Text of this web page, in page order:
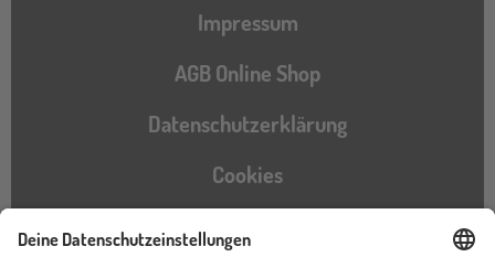
Impressum
AGB Online Shop
Datenschutzerklärung
Cookies
Barrierefreiheitserklärung